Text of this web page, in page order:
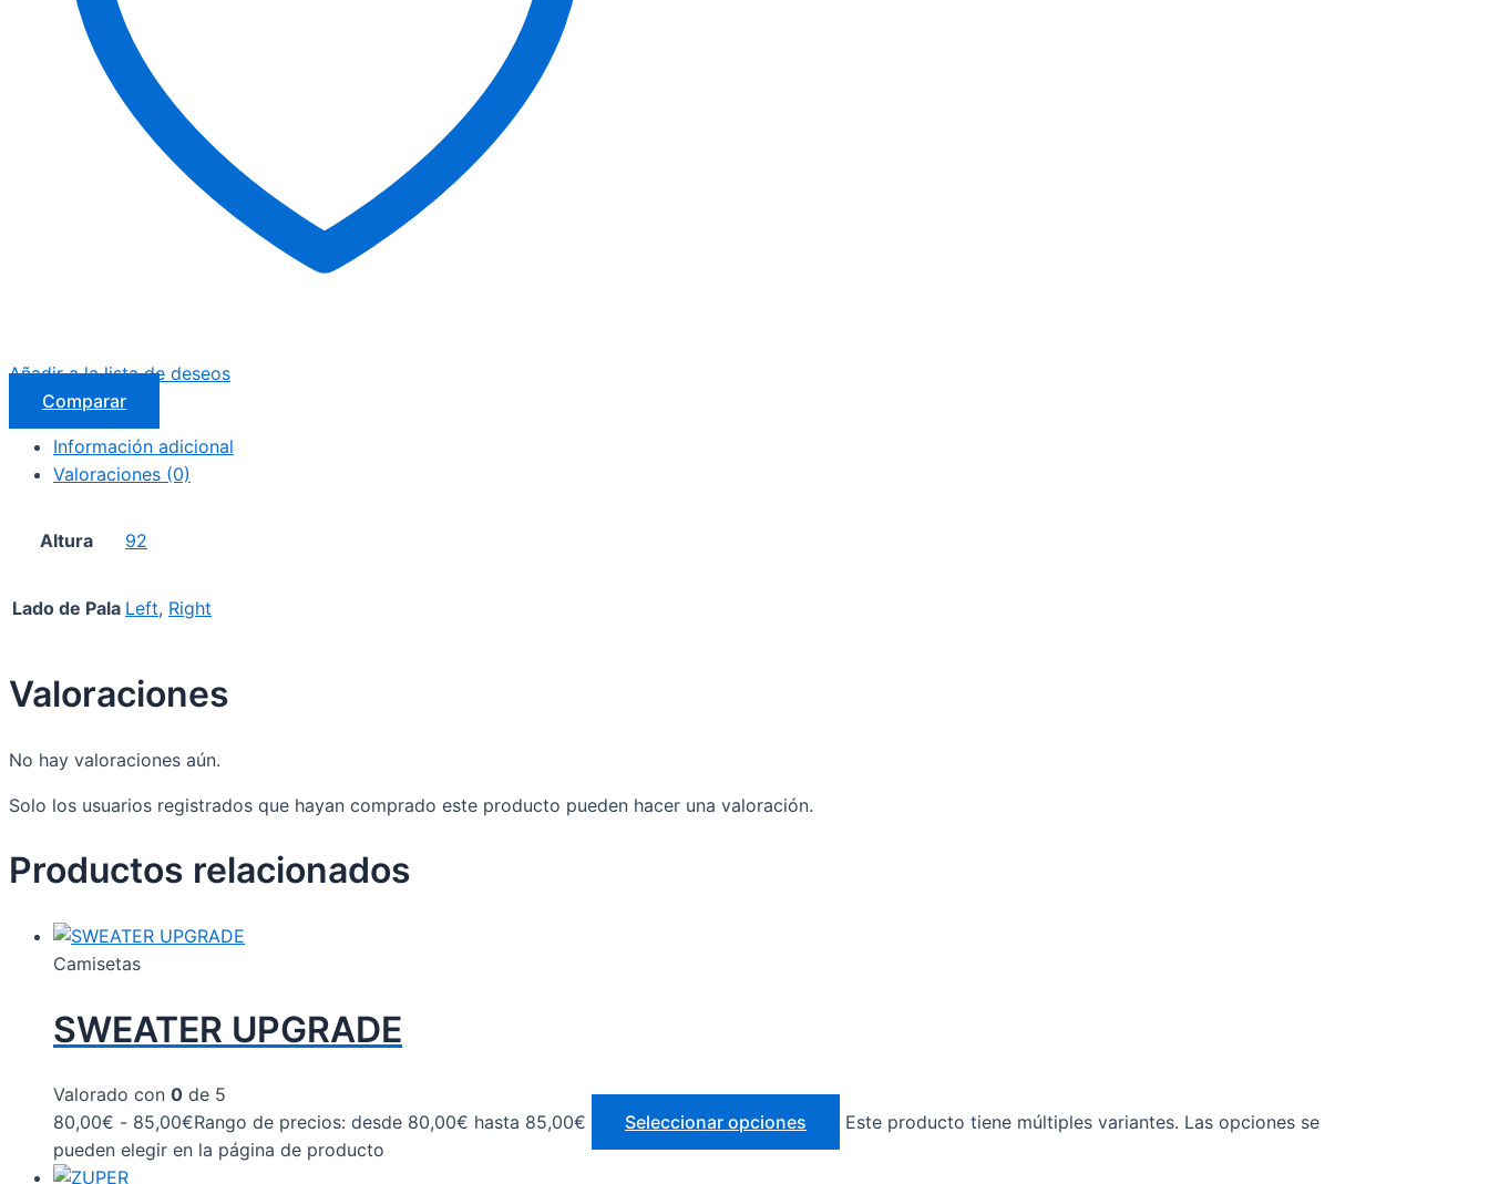
Añadir a la lista de deseos
Comparar
Información adicional
Valoraciones (0)
Altura 92
Lado de Pala Left, Right
Valoraciones
No hay valoraciones aún.
Solo los usuarios registrados que hayan comprado este producto pueden hacer una valoración.
Productos relacionados
Camisetas
SWEATER UPGRADE
Valorado con 0 de 5
80,00€ - 85,00€Rango de precios: desde 80,00€ hasta 85,00€ Seleccionar opciones
Este producto tiene múltiples variantes. Las opciones se
pueden elegir en la página de producto